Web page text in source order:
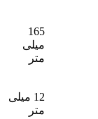
165
میلی
متر
12 میلی
متر